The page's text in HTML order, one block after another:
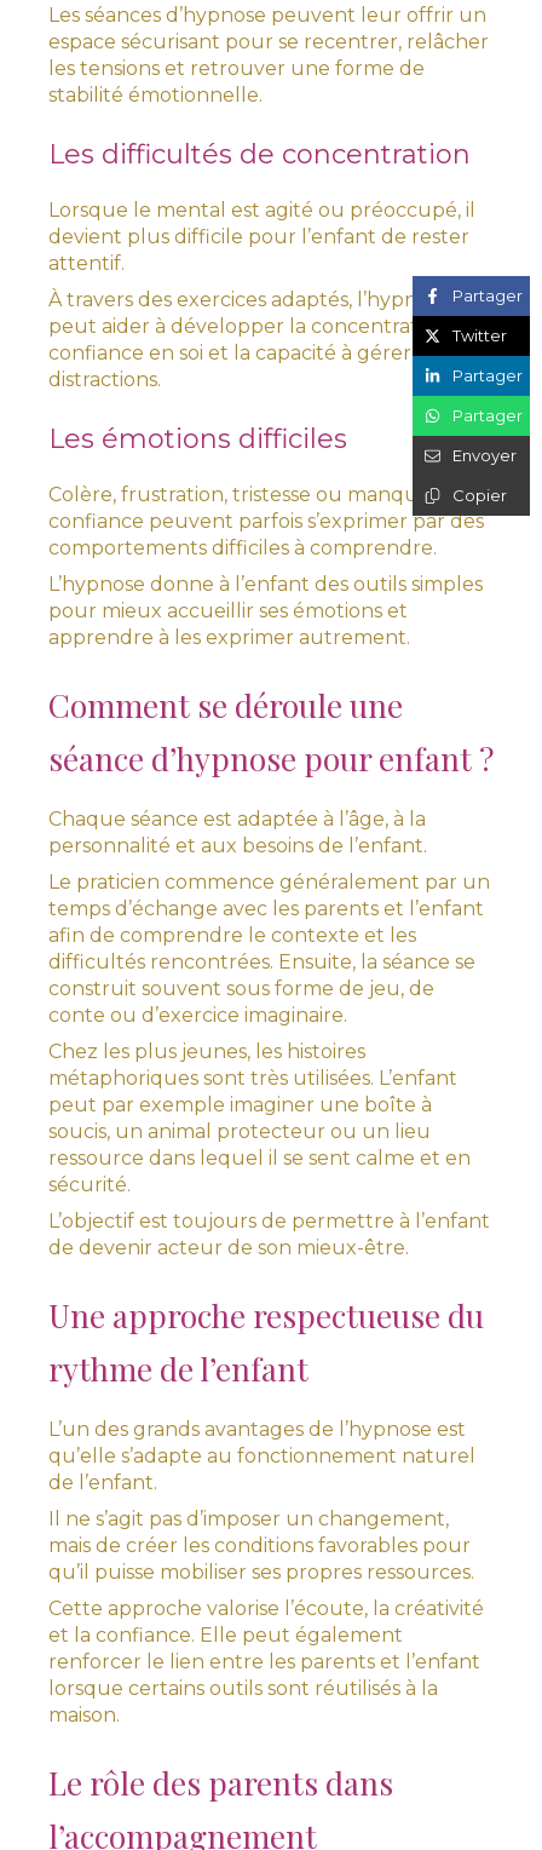
Les séances d’hypnose peuvent leur offrir un
espace sécurisant pour se recentrer, relâcher
les tensions et retrouver une forme de
stabilité émotionnelle.
Les difficultés de concentration
Lorsque le mental est agité ou préoccupé, il
devient plus difficile pour l’enfant de rester
attentif.
À travers des exercices adaptés, l’hypnose
peut aider à développer la concentration, la
confiance en soi et la capacité à gérer les
distractions.
Les émotions difficiles
Colère, frustration, tristesse ou manque de
confiance peuvent parfois s’exprimer par des
comportements difficiles à comprendre.
L’hypnose donne à l’enfant des outils simples
pour mieux accueillir ses émotions et
apprendre à les exprimer autrement.
Comment se déroule une
séance d’hypnose pour enfant ?
Chaque séance est adaptée à l’âge, à la
personnalité et aux besoins de l’enfant.
Le praticien commence généralement par un
temps d’échange avec les parents et l’enfant
afin de comprendre le contexte et les
difficultés rencontrées. Ensuite, la séance se
construit souvent sous forme de jeu, de
conte ou d’exercice imaginaire.
Chez les plus jeunes, les histoires
métaphoriques sont très utilisées. L’enfant
peut par exemple imaginer une boîte à
soucis, un animal protecteur ou un lieu
ressource dans lequel il se sent calme et en
sécurité.
L’objectif est toujours de permettre à l’enfant
de devenir acteur de son mieux-être.
Une approche respectueuse du
rythme de l’enfant
L’un des grands avantages de l’hypnose est
qu’elle s’adapte au fonctionnement naturel
de l’enfant.
Il ne s’agit pas d’imposer un changement,
mais de créer les conditions favorables pour
qu’il puisse mobiliser ses propres ressources.
Cette approche valorise l’écoute, la créativité
et la confiance. Elle peut également
renforcer le lien entre les parents et l’enfant
lorsque certains outils sont réutilisés à la
maison.
Le rôle des parents dans
l’accompagnement
Partager
Twitter
Partager
Partager
Envoyer
Copier